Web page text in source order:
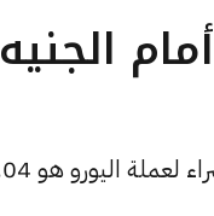
وسعر البيع هو 54.20 جنيها.